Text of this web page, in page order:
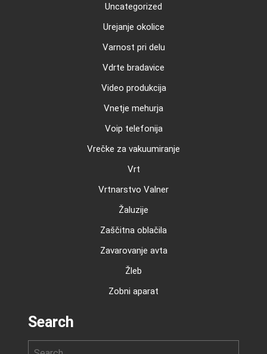
Uncategorized
Urejanje okolice
Varnost pri delu
Vdrte bradavice
Video produkcija
Vnetje mehurja
Voip telefonija
Vrečke za vakuumiranje
Vrt
Vrtnarstvo Valner
Žaluzije
Zaščitna oblačila
Zavarovanje avta
Žleb
Zobni aparat
Search